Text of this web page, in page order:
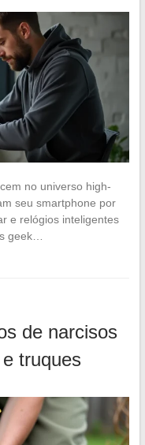
no universo high-
seu smartphone por
e relógios inteligentes
geek…
de narcisos
truques